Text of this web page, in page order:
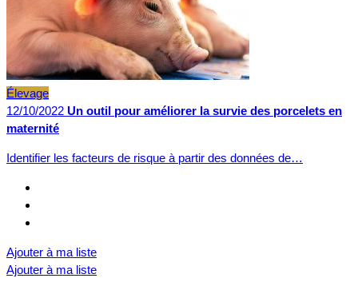
Élevage
12/10/2022 Un outil pour améliorer la survie des porcelets en
maternité
Identifier les facteurs de risque à partir des données de…
Ajouter à ma liste
Ajouter à ma liste